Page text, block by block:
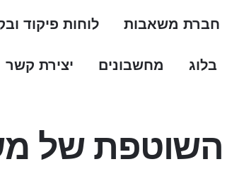
חברת משאבות לוחות פיקוד
בלוג מחשבונים יצירת קשר
של